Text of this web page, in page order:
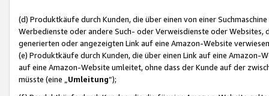
(d) Produktkäufe durch Kunden, die über einen von einer
Werbedienste oder andere Such- oder Verweisdienste oder Websites,
generierten oder angezeigten Link auf eine Amazon-Website
(e) Produktkäufe durch Kunden, die über einen Link auf eine
auf eine Amazon-Website umleitet, ohne dass der Kunde auf der
müsste (eine „ Umleitung“);